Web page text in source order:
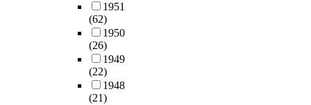
1951
(62)
1950
(26)
1949
(22)
1948
(21)